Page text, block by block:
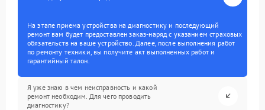
На этапе приема устройства на диагностику и последующий
ремонт вам будет предоставлен заказ-наряд с указанием страховых
обязательств на ваше устройство. Далее, после выполнения работ
по ремонту техники, вы получите акт выполненных работ и
гарантийный талон.
Я уже знаю в чем неисправность и какой
ремонт необходим. Для чего проводить
диагностику?